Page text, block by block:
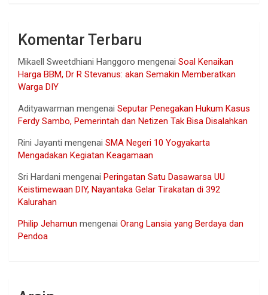
Komentar Terbaru
Mikaell Sweetdhiani Hanggoro mengenai Soal Kenaikan
Harga BBM, Dr R Stevanus: akan Semakin Memberatkan
Warga DIY
Adityawarman mengenai Seputar Penegakan Hukum Kasus
Ferdy Sambo, Pemerintah dan Netizen Tak Bisa Disalahkan
Rini Jayanti mengenai SMA Negeri 10 Yogyakarta
Mengadakan Kegiatan Keagamaan
Sri Hardani mengenai Peringatan Satu Dasawarsa UU
Keistimewaan DIY, Nayantaka Gelar Tirakatan di 392
Kalurahan
Philip Jehamun mengenai Orang Lansia yang Berdaya dan
Pendoa